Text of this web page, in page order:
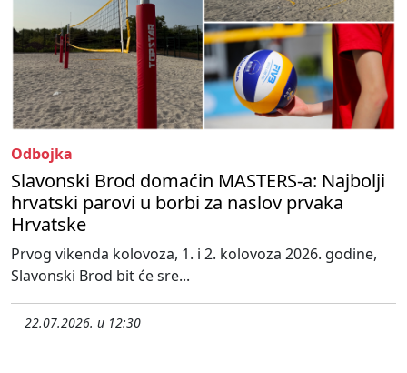
Odbojka
Slavonski Brod domaćin MASTERS-a: Najbolji
hrvatski parovi u borbi za naslov prvaka
Hrvatske
Prvog vikenda kolovoza, 1. i 2. kolovoza 2026. godine,
Slavonski Brod bit će sre...
22.07.2026. u 12:30